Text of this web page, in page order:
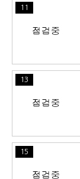
11
13
15